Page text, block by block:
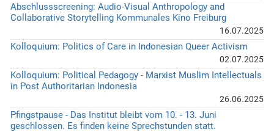
Abschlussscreening: Audio-Visual Anthropology and
Collaborative Storytelling Kommunales Kino Freiburg
16.07.2025
Kolloquium: Politics of Care in Indonesian Queer Activism
02.07.2025
Kolloquium: Political Pedagogy - Marxist Muslim Intellectuals
in Post Authoritarian Indonesia
26.06.2025
Pfingstpause - Das Institut bleibt vom 10. - 13. Juni
geschlossen. Es finden keine Sprechstunden statt.